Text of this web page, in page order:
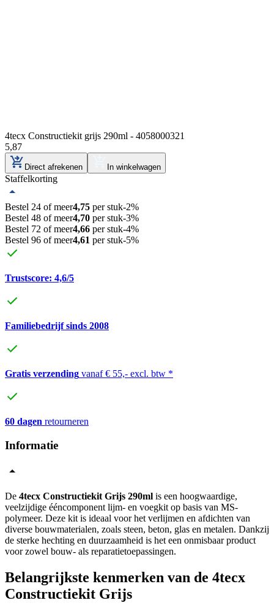
4tecx Constructiekit grijs 290ml - 4058000321
5,87
Direct afrekenen In winkelwagen
Staffelkorting
Bestel 24 of meer4,75 per stuk-2%
Bestel 48 of meer4,70 per stuk-3%
Bestel 72 of meer4,66 per stuk-4%
Bestel 96 of meer4,61 per stuk-5%
Trustscore: 4,6/5
Familiebedrijf sinds 2008
Gratis verzending vanaf € 55,- excl. btw *
60 dagen retourneren
Informatie
De 4tecx Constructiekit Grijs 290ml is een hoogwaardige,
veelzijdige ééncomponent lijm- en voegkit op basis van MS-
polymeer. Deze kit is ideaal voor het verlijmen en afdichten van
diverse bouwmaterialen, zoals steen, beton, glas en metalen. Dankzij
de sterke hechting en duurzaamheid is het een onmisbaar product
voor zowel bouw- als reparatietoepassingen.
Belangrijkste kenmerken van de 4tecx
Constructiekit Grijs